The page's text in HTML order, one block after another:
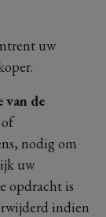
uw
van de
nodig om
uw
opdracht is
indien